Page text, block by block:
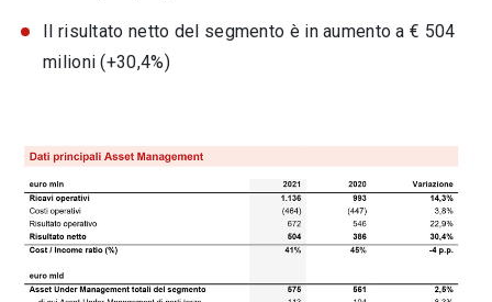
Il risultato netto del segmento è in aumento a € 504
milioni (+30,4%)